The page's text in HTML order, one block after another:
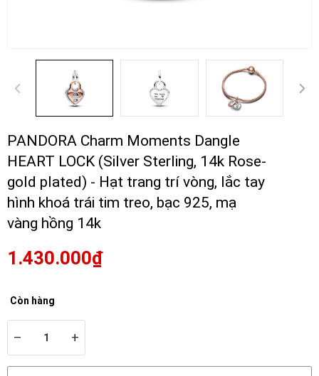
PANDORA Charm Moments Dangle
HEART LOCK (Silver Sterling, 14k Rose-
gold plated) - Hạt trang trí vòng, lắc tay
hình khoá trái tim treo, bạc 925, mạ
vàng hồng 14k
1.430.000₫
Còn hàng
– +